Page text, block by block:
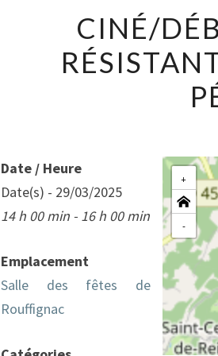
CINÉ/
+
-
Date / Heure
Date(s) - 29/03/2025
14 h 00 min - 16 h 00 min
Emplacement
Salle des fêtes de
Rouffignac